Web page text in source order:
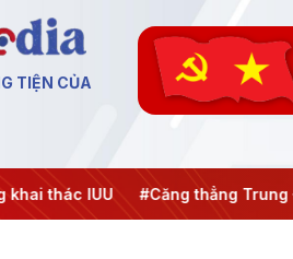
TIỆN CỦA
#Căng thẳng Trung Đông #An